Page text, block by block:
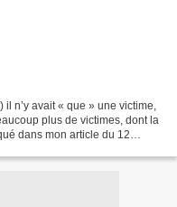
il n’y avait « que » une victime,
plus de victimes, dont la
dans mon article du 12